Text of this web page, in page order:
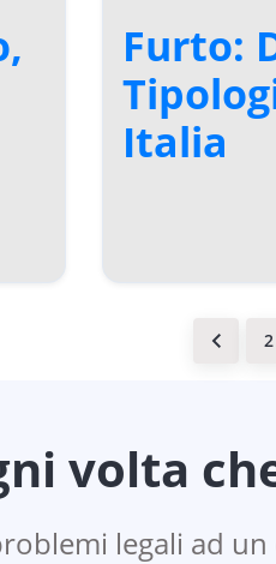
Furto:
Italia
2
volta
legali ad un